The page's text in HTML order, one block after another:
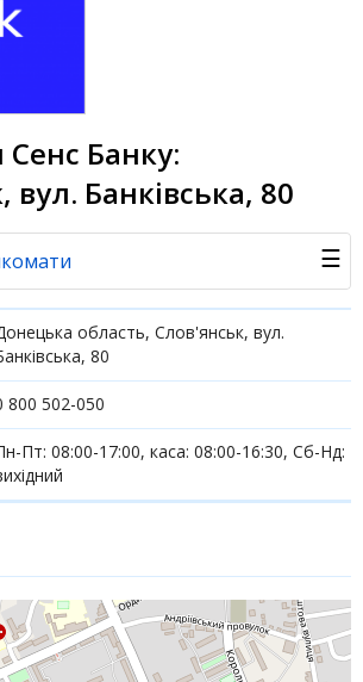
Сенс Банку:
вул. Банківська, 80
☰
область, Слов'янськ, вул.
80
800 502-050
Пт: 08:00-17:00, каса: 08:00-16:30, Сб-Нд: